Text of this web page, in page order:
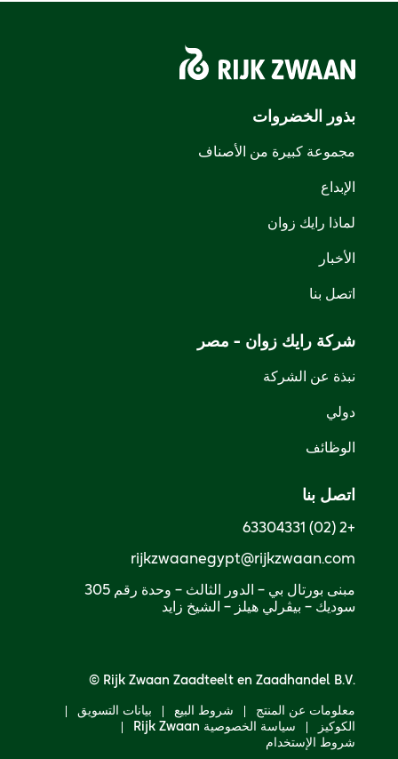
بذور الخضروات
مجموعة كبيرة من الأصناف
الإبداع
لماذا رايك زوان
الأخبار
اتصل بنا
شركة رايك زوان - مصر
نبذة عن الشركة
دولي
الوظائف
اتصل بنا
+2 (02) 63304331
rijkzwaanegypt@rijkzwaan.com
سوديك – بيڤرلي هيلز – الشيخ زايد
© Rijk Zwaan Zaadteelt en Zaadhandel B.V.
معلومات عن المنتج شروط البيع
بيانات التسويق
الكوكيز
سياسة الخصوصية Rijk Zwaan
شروط الإستخدام